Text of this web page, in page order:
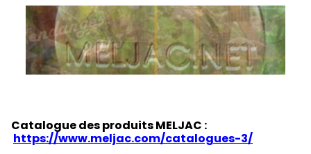
Catalogue des produits MELJAC :
https://www.meljac.com/catalogues-3/